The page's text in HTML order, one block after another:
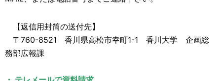
【返信用封筒の送付先】
〒760-8521 香川県高松市幸町1-1 香川大学 企画総
務部広報課